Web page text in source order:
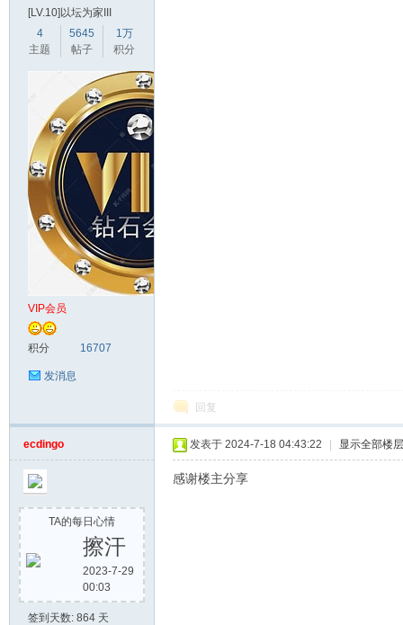
[LV.10]以坛为家III
4
主题
5645
帖子
1万
积分
VIP会员
积分 16707
发消息
回复
ecdingo
TA的每日心情
擦汗
2023-7-29
00:03
签到天数: 864 天
发表于 2024-7-18 04:43:22 显示全部楼层
感谢楼主分享